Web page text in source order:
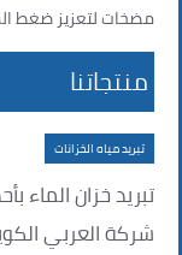
مضخات لتعزيز ضغط
منتجاتنا
تبريد مياه الخزانات
تبريد خزان الماء
شركة العربي